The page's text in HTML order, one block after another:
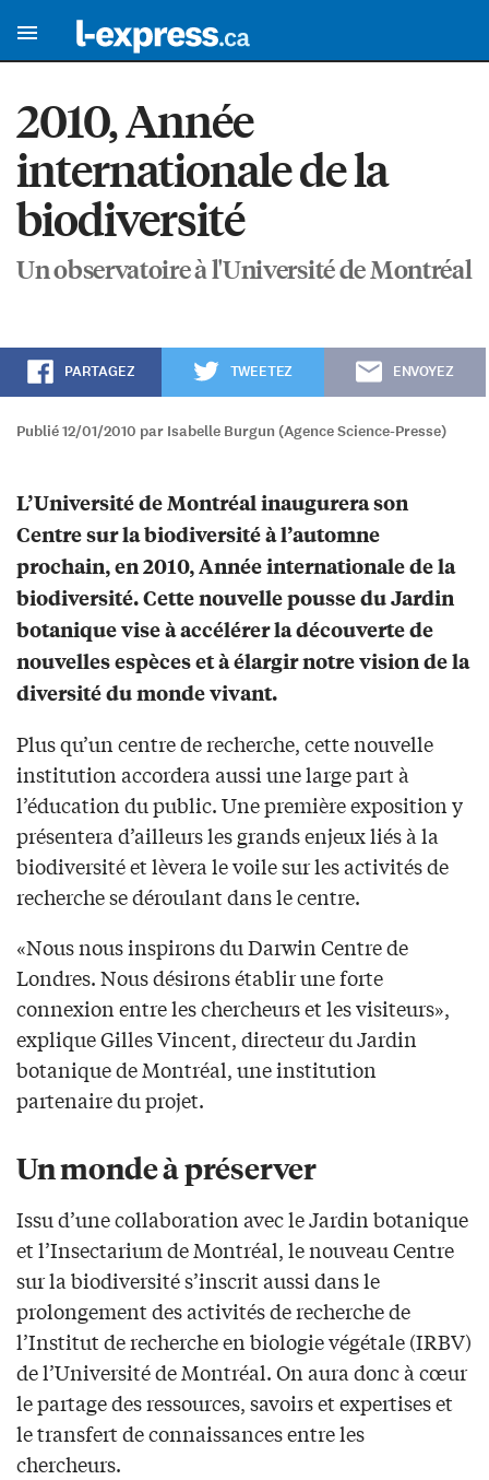
2010, Année
internationale de la
biodiversité
Un observatoire à l'Université de Montréal
PARTAGEZ TWEETEZ ENVOYEZ
Publié 12/01/2010 par Isabelle Burgun (Agence Science-Presse)
L’Université de Montréal inaugurera son
Centre sur la biodiversité à l’automne
prochain, en 2010, Année internationale de la
biodiversité. Cette nouvelle pousse du Jardin
botanique vise à accélérer la découverte de
nouvelles espèces et à élargir notre vision de la
diversité du monde vivant.
Plus qu’un centre de recherche, cette nouvelle
institution accordera aussi une large part à
l’éducation du public. Une première exposition y
présentera d’ailleurs les grands enjeux liés à la
biodiversité et lèvera le voile sur les activités de
recherche se déroulant dans le centre.
«Nous nous inspirons du Darwin Centre de
Londres. Nous désirons établir une forte
connexion entre les chercheurs et les visiteurs»,
explique Gilles Vincent, directeur du Jardin
botanique de Montréal, une institution
partenaire du projet.
Un monde à préserver
Issu d’une collaboration avec le Jardin botanique
et l’Insectarium de Montréal, le nouveau Centre
sur la biodiversité s’inscrit aussi dans le
prolongement des activités de recherche de
l’Institut de recherche en biologie végétale (IRBV)
de l’Université de Montréal. On aura donc à cœur
le partage des ressources, savoirs et expertises et
le transfert de connaissances entre les
chercheurs.